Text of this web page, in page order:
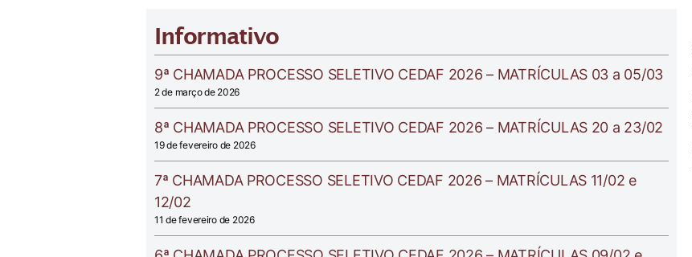
Informativo
9ª CHAMADA PROCESSO SELETIVO CEDAF 2026 – MATRÍCULAS 03 a 05/03
2 de março de 2026
8ª CHAMADA PROCESSO SELETIVO CEDAF 2026 – MATRÍCULAS 20 a 23/02
19 de fevereiro de 2026
7ª CHAMADA PROCESSO SELETIVO CEDAF 2026 – MATRÍCULAS 11/02 e
12/02
11 de fevereiro de 2026